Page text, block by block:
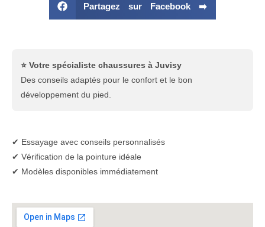
Partagez sur Facebook ➡️
⭐ Votre spécialiste chaussures à Juvisy
Des conseils adaptés pour le confort et le bon
développement du pied.
✔ Essayage avec conseils personnalisés
✔ Vérification de la pointure idéale
✔ Modèles disponibles immédiatement